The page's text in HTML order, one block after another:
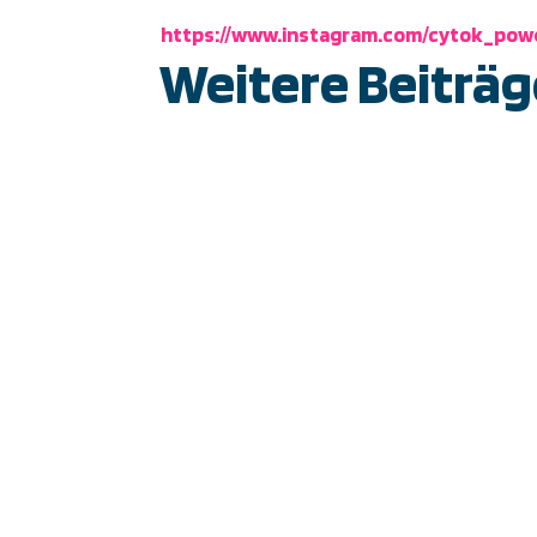
https://www.instagram.com/
Weitere